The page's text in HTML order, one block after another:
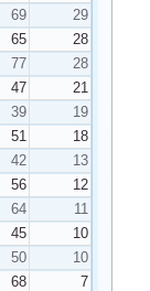
69
29
65
28
77
28
47
21
39
19
51
18
42
13
56
12
64
11
45
10
50
10
68
7